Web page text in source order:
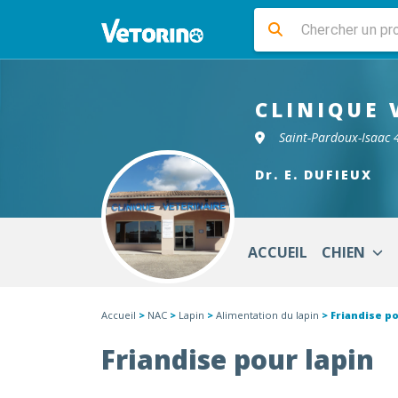
CLINIQUE
Saint-Pardoux-Isaac
Dr. E. DUFIEUX
ACCUEIL CHIEN
Accueil > NAC > Lapin > Alimentation du lapin > Friandise
Friandise pour lapin